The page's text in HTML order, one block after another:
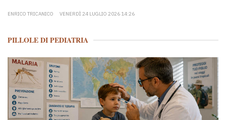
ENRICO TRICANICO VENERDÌ 24 LUGLIO 2026 14:26
PILLOLE DI PEDIATRIA